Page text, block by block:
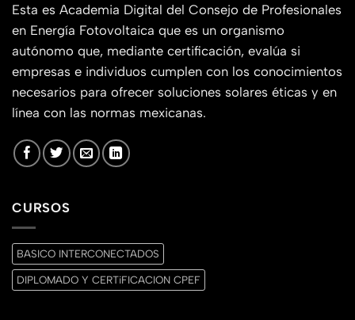
Esta es Academia Digital del Consejo de Profesionales
en Energía Fotovoltaica que es un organismo
autónomo que, mediante certificación, evalúa si
empresas e individuos cumplen con los conocimientos
necesarios para ofrecer soluciones solares éticas y en
línea con las normas mexicanas.
CURSOS
BASICO INTERCONECTADOS
DIPLOMADO Y CERTiFICACION CPEF